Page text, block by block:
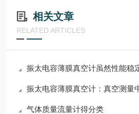
相关文章
RELATED ARTICLES
振太电容薄膜真空计虽然性能稳定，但
振太电容薄膜真空计：真空测量
气体质量流量计得分类